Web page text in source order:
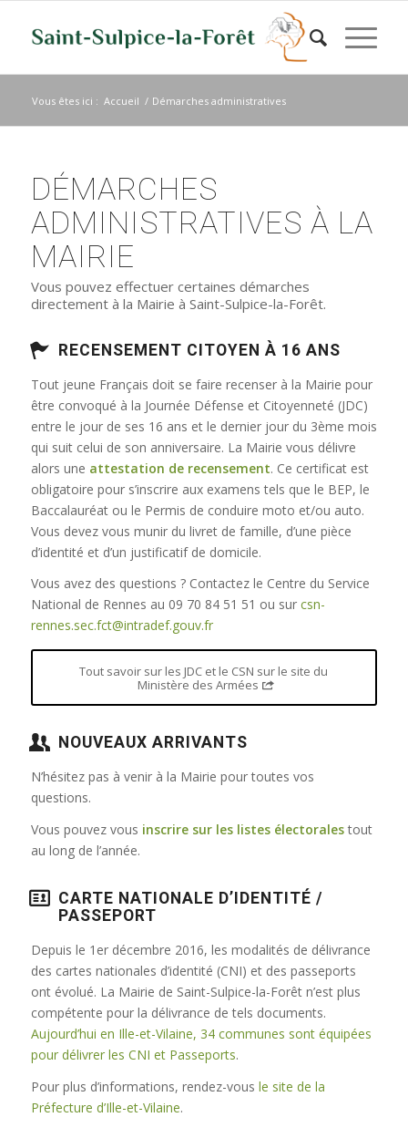
Vous êtes ici : Accueil / Démarches administratives
DÉMARCHES
ADMINISTRATIVES À LA
MAIRIE
Vous pouvez effectuer certaines démarches
directement à la Mairie à Saint-Sulpice-la-Forêt.
RECENSEMENT CITOYEN À 16 ANS
Tout jeune Français doit se faire recenser à la Mairie pour
être convoqué à la Journée Défense et Citoyenneté (JDC)
entre le jour de ses 16 ans et le dernier jour du 3ème mois
qui suit celui de son anniversaire. La Mairie vous délivre
alors une attestation de recensement. Ce certificat est
obligatoire pour s’inscrire aux examens tels que le BEP, le
Baccalauréat ou le Permis de conduire moto et/ou auto.
Vous devez vous munir du livret de famille, d’une pièce
d’identité et d’un justificatif de domicile.
Vous avez des questions ? Contactez le Centre du Service
National de Rennes au 09 70 84 51 51 ou sur csn-
rennes.sec.fct@intradef.gouv.fr
Tout savoir sur les JDC et le CSN sur le site du
Ministère des Armées
NOUVEAUX ARRIVANTS
N’hésitez pas à venir à la Mairie pour toutes vos
questions.
Vous pouvez vous inscrire sur les listes électoralestout
au long de l’année.
CARTE NATIONALE D’IDENTITÉ /
PASSEPORT
Depuis le 1er décembre 2016, les modalités de délivrance
des cartes nationales d’identité (CNI) et des passeports
ont évolué. La Mairie de Saint-Sulpice-la-Forêt n’est plus
compétente pour la délivrance de tels documents.
Aujourd’hui en Ille-et-Vilaine, 34 communes sont équipées
pour délivrer les CNI et Passeports.
Pour plus d’informations, rendez-vous le site de la
Préfecture d’Ille-et-Vilaine.